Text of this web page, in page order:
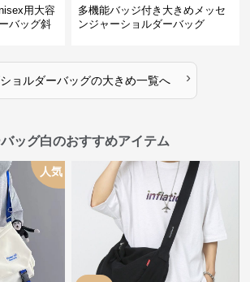
用大容
バッグ斜
多機能バッジ付き大きめメッセ
ンジャーショルダーバッグ
ョルダーバッグの大きめ一覧へ ›
ッグ白のおすすめアイテム
人気